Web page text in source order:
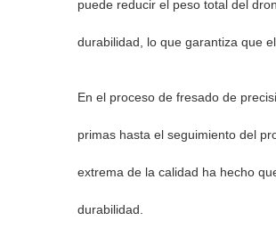
puede reducir el peso total del
durabilidad, lo que garantiza que
En el proceso de fresado de
primas hasta el seguimiento del
extrema de la calidad ha hecho
durabilidad.